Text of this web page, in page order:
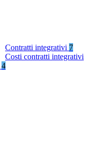
Contratti integrativi 7
Costi contratti integrativi
4